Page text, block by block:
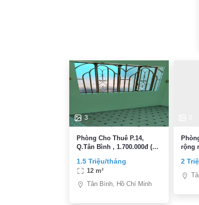
3
Phòng Cho Thuê P.14,
Q.Tân Bình , 1.700.000đ (
1.5 Triệu/tháng
12 m²
Tân Bình, Hồ Chí Minh
rộng
người
2